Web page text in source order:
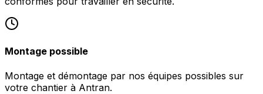
Montage possible
Montage et démontage par nos équipes possibles sur
votre chantier à Antran.